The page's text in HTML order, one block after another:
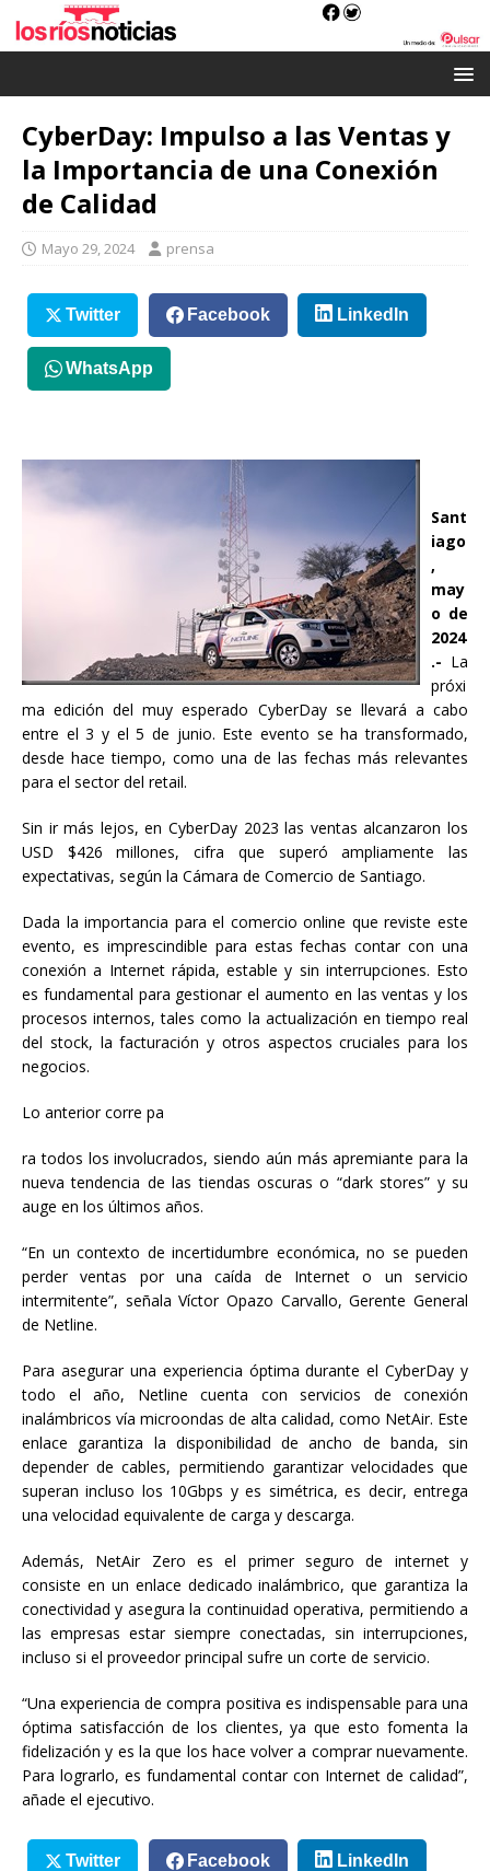
CyberDay: Impulso a las Ventas y
la Importancia de una Conexión
de Calidad
Mayo 29, 2024 prensa
Twitter Facebook LinkedIn
WhatsApp
Sant
iago
,
may
o de
2024
.- La
próxi
ma edición del muy esperado CyberDay se llevará a cabo
entre el 3 y el 5 de junio. Este evento se ha transformado,
desde hace tiempo, como una de las fechas más relevantes
para el sector del retail.
Sin ir más lejos, en CyberDay 2023 las ventas alcanzaron los
USD $426 millones, cifra que superó ampliamente las
expectativas, según la Cámara de Comercio de Santiago.
Dada la importancia para el comercio online que reviste este
evento, es imprescindible para estas fechas contar con una
conexión a Internet rápida, estable y sin interrupciones. Esto
es fundamental para gestionar el aumento en las ventas y los
procesos internos, tales como la actualización en tiempo real
del stock, la facturación y otros aspectos cruciales para los
negocios.
Lo anterior corre pa
ra todos los involucrados, siendo aún más apremiante para la
nueva tendencia de las tiendas oscuras o “dark stores” y su
auge en los últimos años.
“En un contexto de incertidumbre económica, no se pueden
perder ventas por una caída de Internet o un servicio
intermitente”, señala Víctor Opazo Carvallo, Gerente General
de Netline.
Para asegurar una experiencia óptima durante el CyberDay y
todo el año, Netline cuenta con servicios de conexión
inalámbricos vía microondas de alta calidad, como NetAir. Este
enlace garantiza la disponibilidad de ancho de banda, sin
depender de cables, permitiendo garantizar velocidades que
superan incluso los 10Gbps y es simétrica, es decir, entrega
una velocidad equivalente de carga y descarga.
Además, NetAir Zero es el primer seguro de internet y
consiste en un enlace dedicado inalámbrico, que garantiza la
conectividad y asegura la continuidad operativa, permitiendo a
las empresas estar siempre conectadas, sin interrupciones,
incluso si el proveedor principal sufre un corte de servicio.
“Una experiencia de compra positiva es indispensable para una
óptima satisfacción de los clientes, ya que esto fomenta la
fidelización y es la que los hace volver a comprar nuevamente.
Para lograrlo, es fundamental contar con Internet de calidad”,
añade el ejecutivo.
Twitter Facebook LinkedIn